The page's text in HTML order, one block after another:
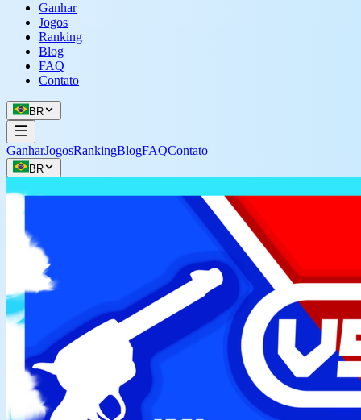
Ganhar
Jogos
Ranking
Blog
FAQ
Contato
BR
GanharJogosRankingBlogFAQContato
BR